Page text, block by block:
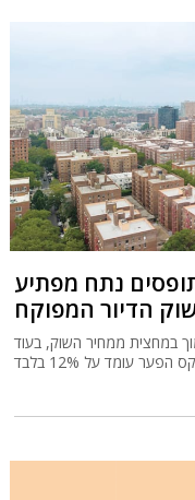
תופסים נתח מפתיע
הדיור המפוקח
במחצית ממחיר השוק, בעוד
עומד על 12% בלבד